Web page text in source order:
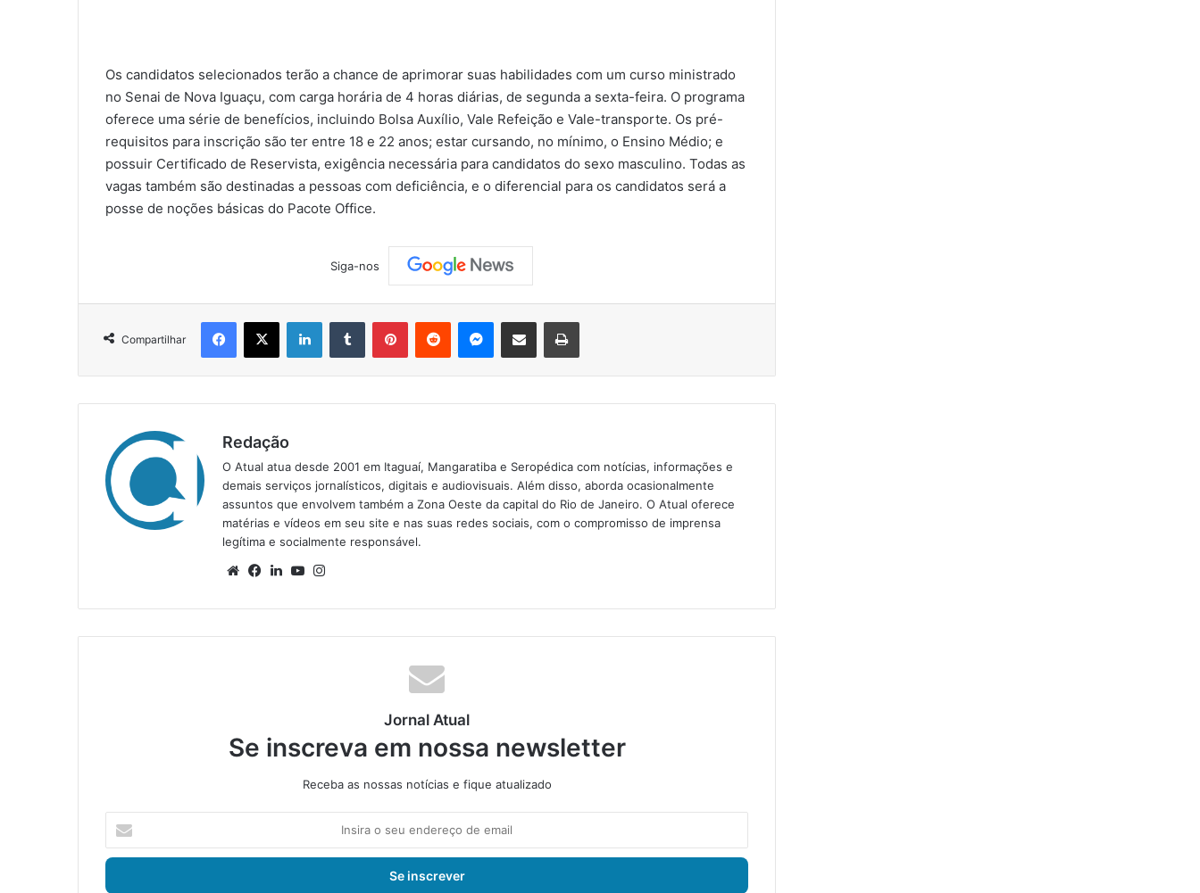
Os candidatos selecionados terão a chance de aprimorar suas habilidades com um curso ministrado
no Senai de Nova Iguaçu, com carga horária de 4 horas diárias, de segunda a sexta-feira. O programa
oferece uma série de benefícios, incluindo Bolsa Auxílio, Vale Refeição e Vale-transporte. Os pré-
requisitos para inscrição são ter entre 18 e 22 anos; estar cursando, no mínimo, o Ensino Médio; e
possuir Certificado de Reservista, exigência necessária para candidatos do sexo masculino. Todas as
vagas também são destinadas a pessoas com deficiência, e o diferencial para os candidatos será a
posse de noções básicas do Pacote Office.
Siga-nos
Compartilhar
Redação
O Atual atua desde 2001 em Itaguaí, Mangaratiba e Seropédica com notícias, informações e
demais serviços jornalísticos, digitais e audiovisuais. Além disso, aborda ocasionalmente
assuntos que envolvem também a Zona Oeste da capital do Rio de Janeiro. O Atual oferece
matérias e vídeos em seu site e nas suas redes sociais, com o compromisso de imprensa
legítima e socialmente responsável.
We
te
Fa
bo
ok
Lin
din
Yo
ub
e
ra
m
Jornal Atual
Se inscreva em nossa newsletter
Receba as nossas notícias e fique atualizado
s